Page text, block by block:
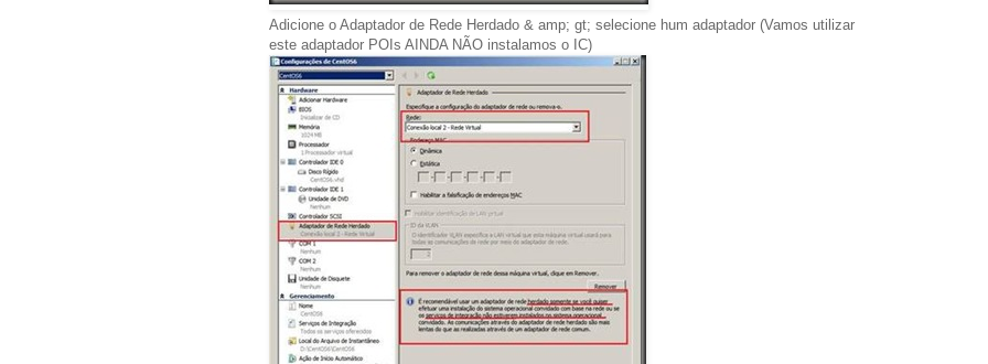
Adicione o Adaptador de Rede Herdado & amp; gt; selecione hum adaptador (Vamos utilizar
este adaptador POIs AINDA NÃO instalamos o IC)